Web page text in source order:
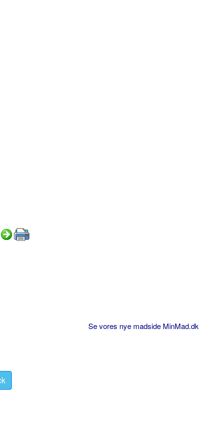
Se vores nye madside MinMad.dk